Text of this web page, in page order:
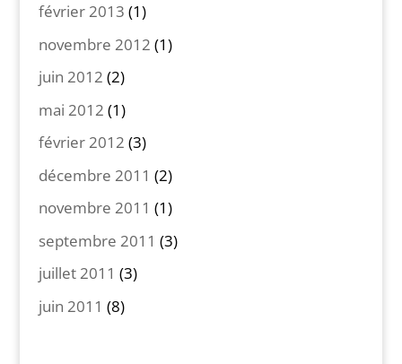
février 2013 (1)
novembre 2012 (1)
juin 2012 (2)
mai 2012 (1)
février 2012 (3)
décembre 2011 (2)
novembre 2011 (1)
septembre 2011 (3)
juillet 2011 (3)
juin 2011 (8)